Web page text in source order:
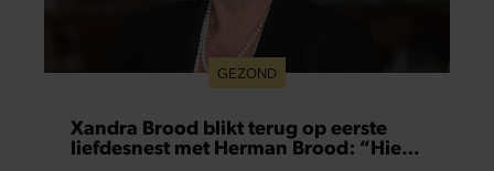
GEZOND
Xandra Brood blikt terug op eerste
liefdesnest met Herman Brood: “Hier